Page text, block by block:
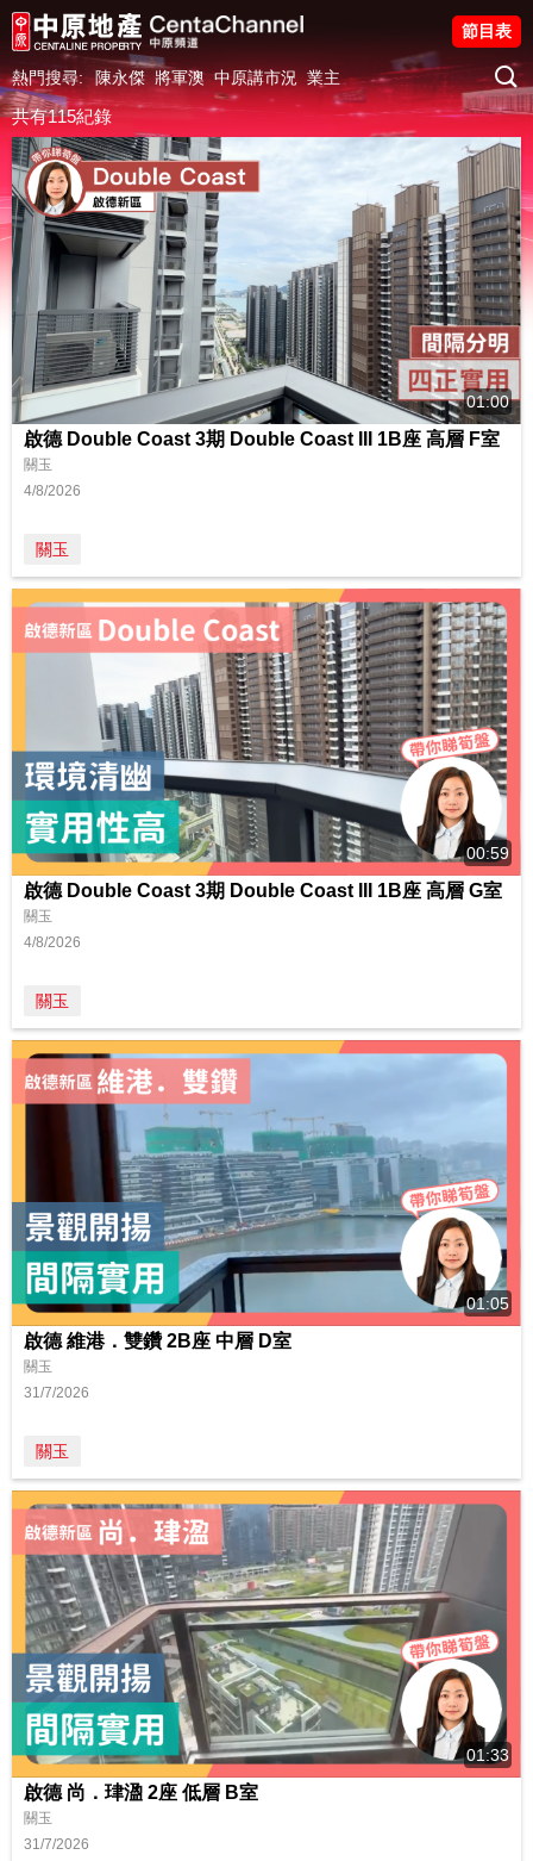
熱門搜尋: 陳永傑 將軍澳 中原講市況 業主
節目表
共有115紀錄
01:00
啟德 Double Coast 3期 Double Coast III 1B座 高層 F室
關玉
4/8/2026
關玉
00:59
啟德 Double Coast 3期 Double Coast III 1B座 高層 G室
關玉
4/8/2026
關玉
01:05
啟德 維港．雙鑽 2B座 中層 D室
關玉
31/7/2026
關玉
01:33
啟德 尚．珒溋 2座 低層 B室
關玉
31/7/2026